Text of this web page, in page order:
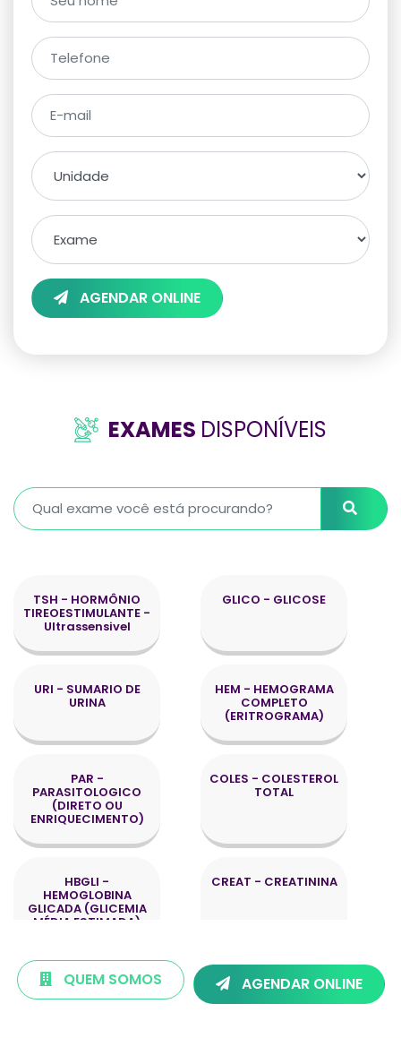
AGENDAR ONLINE
EXAMES DISPONÍVEIS
TSH - HORMÔNIO
TIREOESTIMULANTE -
Ultrassensivel
GLICO - GLICOSE
URI - SUMARIO DE
URINA
HEM - HEMOGRAMA
COMPLETO
(ERITROGRAMA)
PAR -
PARASITOLOGICO
(DIRETO OU
ENRIQUECIMENTO)
COLES - COLESTEROL
TOTAL
HBGLI -
HEMOGLOBINA
GLICADA (GLICEMIA
MÉDIA ESTIMADA)
CREAT - CREATININA
HDL - COLESTEROL -
HDL
TRIGL -
QUEM SOMOS AGENDAR ONLINE